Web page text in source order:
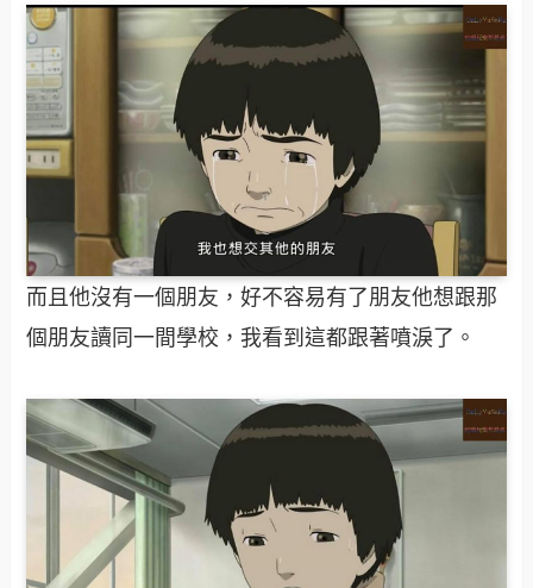
而且他沒有一個朋友，好不容易有了朋友他想跟那
個朋友讀同一間學校，我看到這都跟著噴淚了。